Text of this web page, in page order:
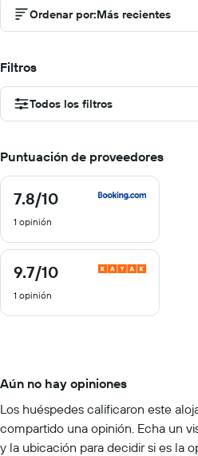
Ordenar por:Más recientes
Filtros
Todos los filtros
Puntuación de proveedores
7.8/10
7.8
10
1 opinión
9.7/10
9.7
10
1 opinión
Aún no hay opiniones
Los huéspedes calificaron este
compartido una opinión. Echa un
y la ubicación para decidir si es la